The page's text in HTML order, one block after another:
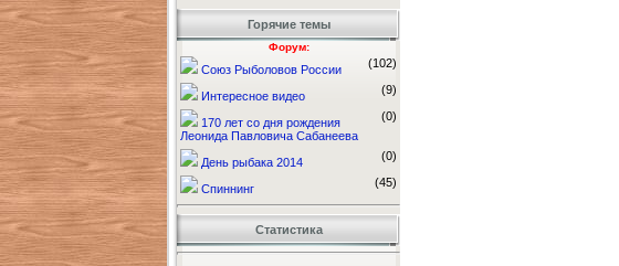
Горячие темы
Форум:
Союз Рыболовов России (102)
Интересное видео (9)
170 лет со дня рождения
Леонида Павловича Сабанеева
(0)
День рыбака 2014 (0)
Спиннинг (45)
Статистика